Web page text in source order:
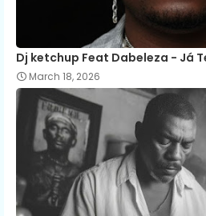
Dj ketchup Feat Dabeleza - Já
March 18, 2026